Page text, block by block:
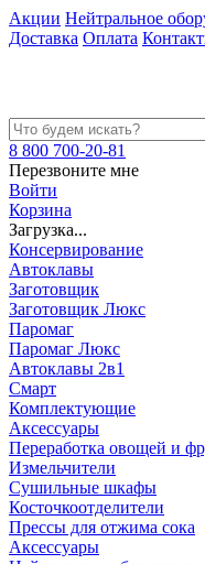
Акции Нейтральное
Доставка Оплата
8 800 700-20-81
Перезвоните мне
Войти
Корзина
Загрузка...
Консервирование
Автоклавы
Заготовщик
Заготовщик Люкс
Паромаг
Паромаг Люкс
Автоклавы 2в1
Смарт
Комплектующие
Аксессуары
Переработка овощей и
Измельчители
Сушильные шкафы
Косточкоотделители
Прессы для отжима сока
Аксессуары